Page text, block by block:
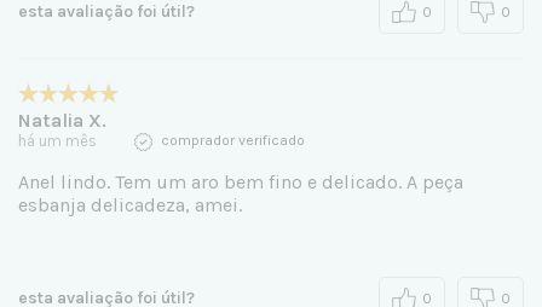
esta avaliação foi útil? 0 0
Natalia X.
há um mês comprador verificado
Anel lindo. Tem um aro bem fino e delicado. A peça
esbanja delicadeza, amei.
esta avaliação foi útil? 0 0